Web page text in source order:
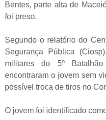
Bentes, parte alta de
foi preso.
Segundo o relatório do
Segurança Pública
militares do 5º
encontraram o jovem sem
possível troca de tiros no
O jovem foi identificado